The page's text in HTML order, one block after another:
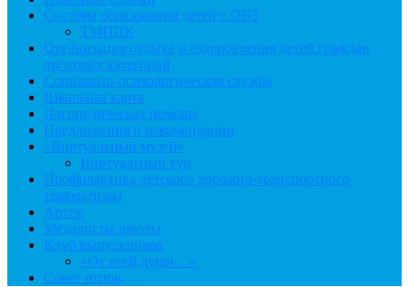
Система образования детей с ОВЗ
ТМППК
Организация отдыха и оздоровления детей граждан
льготных категорий
Социально-психологическая служба
Школьная карта
Логопедическая помощь
Предложения и рекомендации
«Виртуальный музей»
Виртуальный тур
Профилактика детского дорожно-транспортного
травматизма
Артек
Медалисты школы
Клуб выпускников
«От всей души…»
Совет отцов